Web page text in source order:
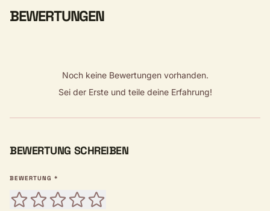
BEWERTUNGEN
Noch keine Bewertungen vorhanden.
Sei der Erste und teile deine Erfahrung!
BEWERTUNG SCHREIBEN
BEWERTUNG *